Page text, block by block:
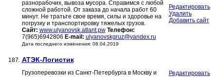
разнорабочих, вывоза мусора. Справимся с любой
сложной работой. От заказа до начала работ 60
минут. Не тратьте свое время, силы и здоровье на
погрузку и транспортировку тяжелых грузов.
Сайт: www.ulyanovsk.atlant.pw Телефон:
7(965)6942806 E-mail: ulyanovskgruz@yandex.ru
Дата последнего изменения: 08.04.2019
Редактировать
Удалить
Добавить сайт
187. АТЭК-Логистик
Грузоперевозки из Санкт-Петербурга в Москву и
Редактировать